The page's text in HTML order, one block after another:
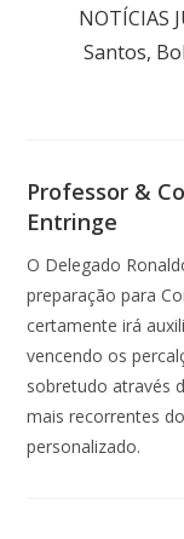
NOTÍCIAS
Santos,
Professor &
Entringe
O Delegado
preparação para
certamente irá
vencendo os
sobretudo através
mais recorrentes
personalizado.